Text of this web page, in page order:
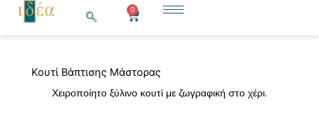
Μετάβαση
0
Cart
Κουτί Βάπτισης Μάστορας
Χειροποίητο ξύλινο κουτί με ζωγραφική στο χέρι.